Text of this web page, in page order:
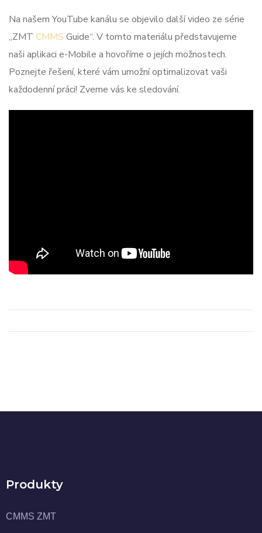
Na našem YouTube kanálu se objevilo další video ze série
„ZMT CMMS Guide“. V tomto materiálu představujeme
naši aplikaci e-Mobile a hovoříme o jejích možnostech.
Poznejte řešení, které vám umožní optimalizovat vaši
každodenní práci! Zveme vás ke sledování.
Produkty
CMMS ZMT